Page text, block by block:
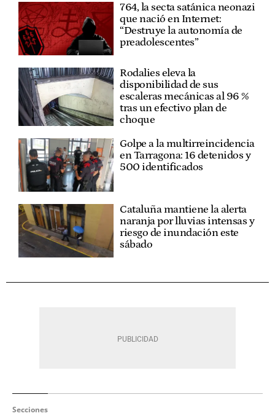
764, la secta satánica neonazi
que nació en Internet:
“Destruye la autonomía de
preadolescentes”
Rodalies eleva la
disponibilidad de sus
escaleras mecánicas al 96 %
tras un efectivo plan de
choque
Golpe a la multirreincidencia
en Tarragona: 16 detenidos y
500 identificados
Cataluña mantiene la alerta
naranja por lluvias intensas y
riesgo de inundación este
sábado
Secciones